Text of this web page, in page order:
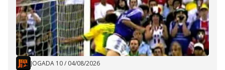
JOGADA 10/ 04/08/2026